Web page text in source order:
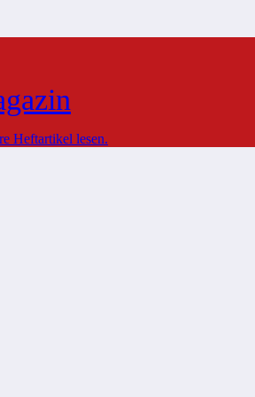
Heftartikel lesen.